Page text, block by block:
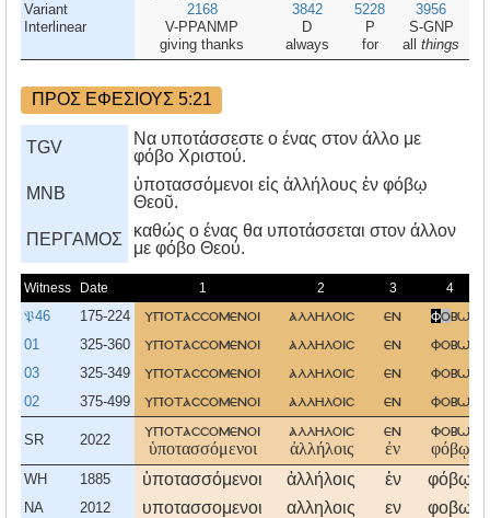
Variant
Interlinear
2168
V-PPANMP
giving thanks
3842
D
always
5228
P
for
3956
S-GNP
all things
ΠΡΟΣ ΕΦΕΣΙΟΥΣ 5:21
TGV
Να υποτάσσεστε ο ένας στον άλλο με
φόβο Χριστού.
MNB
ὑποτασσόμενοι εἰς ἀλλήλους ἐν φόβῳ
Θεοῦ.
ΠΕΡΓΑΜΟΣ
καθώς ο ένας θα υποτάσσεται στον άλλον
με φόβο Θεού.
Witness Date 1 2 3 4
𝔓46 175-224 υποτασσομενοι αλληλοισ εν φοβω
01 325-360 υποτασσομενοι αλληλοισ εν φοβω
03 325-349 υποτασσομενοι αλληλοισ εν φοβω
02 375-499 υποτασσομενοι αλληλοισ εν φοβω
SR 2022
υποτασσομενοι
ὑποτασσόμενοι
αλληλοισ
ἀλλήλοις
εν
ἐν
φοβω
φόβῳ
WH 1885 ὑποτασσόμενοι ἀλλήλοις ἐν φόβῳ
NA 2012 υποτασσομενοι αλληλοις εν φοβω